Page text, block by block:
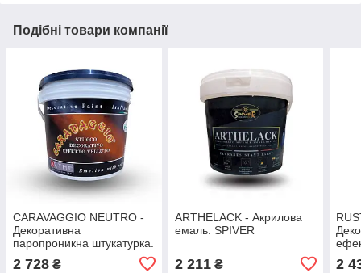
Подібні товари компанії
CARAVAGGIO NEUTRO -
Декоративна
паропроникна штукатурка.
2 728 ₴
ARTHELACK - Акрилова
емаль. SPIVER
2 211₴ 2